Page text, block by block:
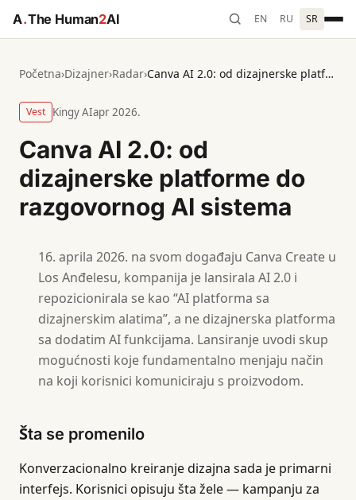
A.The Human2AI EN RU SR
Početna›Dizajner›Radar› Canva AI 2.0: od dizajnerske platforme do razgovornog AI sistema
Vest Kingy AIapr 2026.
Canva AI 2.0: od
dizajnerske platforme do
razgovornog AI sistema
aprila 2026. na svom događaju Canva Create u
Los Anđelesu, kompanija je lansirala AI 2.0 i
repozicionirala se kao “AI platforma sa
dizajnerskim alatima”, a ne dizajnerska platforma
sa dodatim AI funkcijama. Lansiranje uvodi skup
mogućnosti koje fundamentalno menjaju način
na koji korisnici komuniciraju s proizvodom.
Šta se promenilo
Konverzacionalno kreiranje dizajna sada je primarni
interfejs. Korisnici opisuju šta žele — kampanju za